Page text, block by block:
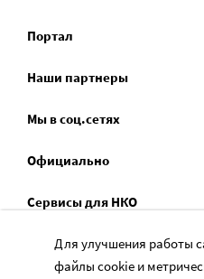
Портал
Наши партнеры
Мы в соц.сетях
Официально
Сервисы для НКО
Спецпроекты
Для улучшения работы
файлы cookie и